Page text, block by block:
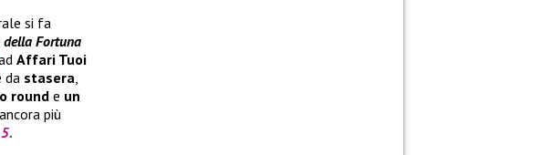
si fa
della Fortuna
Affari Tuoi
da stasera,
rounde un
più